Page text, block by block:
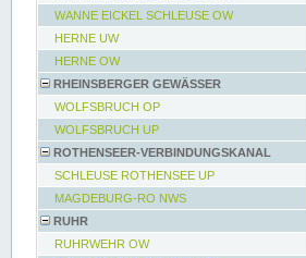
WANNE EICKEL SCHLEUSE OW
HERNE UW
HERNE OW
RHEINSBERGER GEWÄSSER
WOLFSBRUCH OP
WOLFSBRUCH UP
ROTHENSEER-VERBINDUNGSKANAL
SCHLEUSE ROTHENSEE UP
MAGDEBURG-RO NWS
RUHR
RUHRWEHR OW